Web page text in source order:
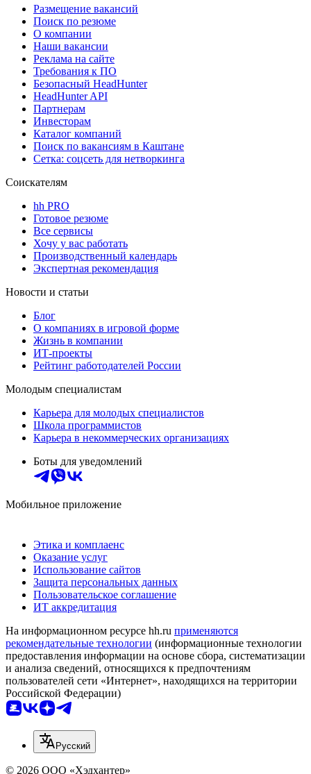
Размещение вакансий
Поиск по резюме
О компании
Наши вакансии
Реклама на сайте
Требования к ПО
Безопасный HeadHunter
HeadHunter API
Партнерам
Инвесторам
Каталог компаний
Поиск по вакансиям в Каштане
Сетка: соцсеть для нетворкинга
Соискателям
hh PRO
Готовое резюме
Все сервисы
Хочу у вас работать
Производственный календарь
Экспертная рекомендация
Новости и статьи
Блог
О компаниях в игровой форме
Жизнь в компании
ИТ-проекты
Рейтинг работодателей России
Молодым специалистам
Карьера для молодых специалистов
Школа программистов
Карьера в некоммерческих организациях
Боты для уведомлений
Мобильное приложение
Этика и комплаенс
Оказание услуг
Использование сайтов
Защита персональных данных
Пользовательское соглашение
ИТ аккредитация
На информационном ресурсе hh.ru применяются
рекомендательные технологии (информационные технологии
предоставления информации на основе сбора, систематизации
и анализа сведений, относящихся к предпочтениям
пользователей сети «Интернет», находящихся на территории
Российской Федерации)
Русский
© 2026 ООО «Хэдхантер»